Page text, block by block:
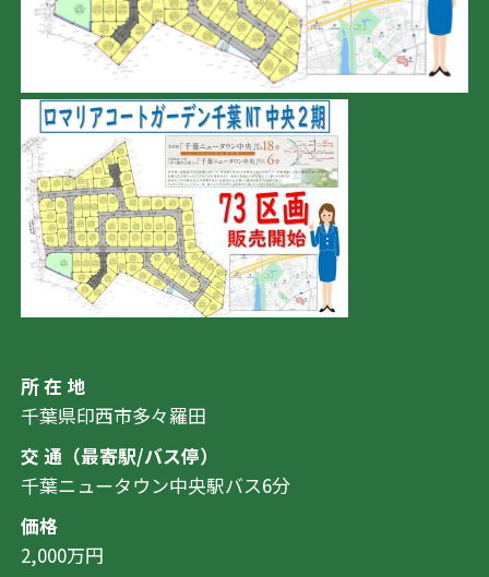
所 在 地
千葉県印西市多々羅田
交 通（最寄駅/バス停）
千葉ニュータウン中央駅バス6分
価格
2,000万円